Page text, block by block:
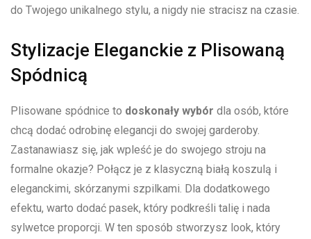
do ‍Twojego unikalnego stylu, a nigdy nie stracisz‌ na czasie.
Stylizacje Eleganckie z Plisowaną​
Spódnicą
Plisowane spódnice to⁣ doskonały‍ wybór ​dla osób, ⁤które
chcą dodać odrobinę⁣ elegancji​ do​ swojej garderoby. ​
Zastanawiasz się, jak wpleść je ⁤do swojego stroju na
formalne okazje? Połącz⁢ je‌ z klasyczną białą koszulą i
eleganckimi, skórzanymi szpilkami. Dla dodatkowego
efektu, warto dodać ⁣pasek,⁣ który ​podkreśli​ talię i ⁢nada
sylwetce proporcji. W‌ ten ⁤sposób stworzysz look, który